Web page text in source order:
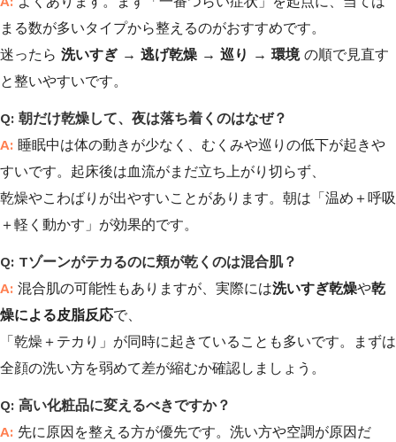
まる数が多いタイプから整えるのがおすすめです。
迷ったら 洗いすぎ → 逃げ乾燥 → 巡り → 環境の順で見直す
と整いやすいです。
朝だけ乾燥して、夜は落ち着くのはなぜ？
睡眠中は体の動きが少なく、むくみや巡りの低下が起きや
すいです。起床後は血流がまだ立ち上がり切らず、
乾燥やこわばりが出やすいことがあります。朝は「温め＋呼吸
＋軽く動かす」が効果的です。
Tゾーンがテカるのに頬が乾くのは混合肌？
混合肌の可能性もありますが、実際には洗いすぎ乾燥や乾
燥による皮脂反応で、
「乾燥＋テカり」が同時に起きていることも多いです。まずは
全顔の洗い方を弱めて差が縮むか確認しましょう。
高い化粧品に変えるべきですか？
先に原因を整える方が優先です。洗い方や空調が原因だ